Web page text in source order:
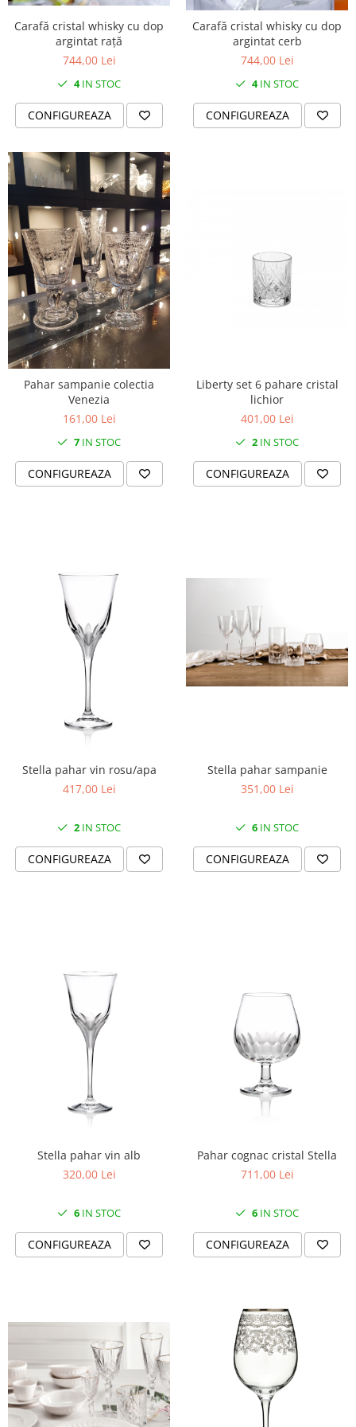
CELESTIAL PLATINUM
CORNUCOPIA
JASPER CONRAN GOLD
RENAISSANCE GOLD
BUTTERFLY BLOOM
OLD COUNTRY ROSES
PASHMINA
SIGNET PLATINUM
CELESTIAL GOLD
NATURE
CHINOISERIE WHITE
JASPER CONRAN WHITE
GILDED MUSE
WONDERLUST
MORRIS&AMP;CO
KINGSLEY
MEDICEA
FLORENTINE TURQUOISE
ANTHEMION GREY
CREATURES OF CURIOSITY
RENAISSANCE RED
SERENDIPITY WHITE
FLOWER FESTIVAL BLUE
FLOWER FESTIVAL RED
LOVE BIRDS
CHIQUE ROZ
CHIQUE STRIPES VERDE
Renaissance Grey
Carafă cristal whisky cu dop
argintat rață
744,00 Lei
4IN STOC
CONFIGUREAZA
Carafă cristal whisky cu dop
argintat cerb
744,00 Lei
4IN STOC
CONFIGUREAZA
Pahar sampanie colectia
Venezia
161,00 Lei
7 IN STOC
CONFIGUREAZA
Liberty set 6 pahare cristal
lichior
401,00 Lei
2 IN STOC
CONFIGUREAZA
Stella pahar vin rosu/apa
417,00 Lei
2 IN STOC
CONFIGUREAZA
Stella pahar sampanie
351,00 Lei
6 IN STOC
CONFIGUREAZA
Stella pahar vin alb
320,00 Lei
6 IN STOC
CONFIGUREAZA
Pahar cognac cristal Stella
711,00 Lei
6 IN STOC
CONFIGUREAZA